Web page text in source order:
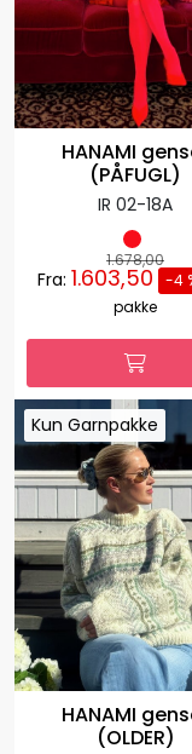
HANAMI
(PÅFUGL)
IR 02-18A
1.678,00
Fra: 1.603,50 -4
pakke
Kun Garnpakke
Kun Garnpakke
HANAMI
(OLDER)